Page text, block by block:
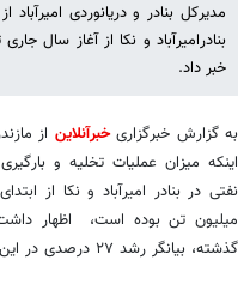
بنادرامیرآباد و نکا از آغاز سال
خبر داد.
به گزارش خبرگزاریخبرآنلاین از
اینکه میزان عملیات تخلیه و
میلیون تن بوده است، ‌ اظهار
گذشته، بیانگر رشد ۲۷ درصدی در این حوزه است.